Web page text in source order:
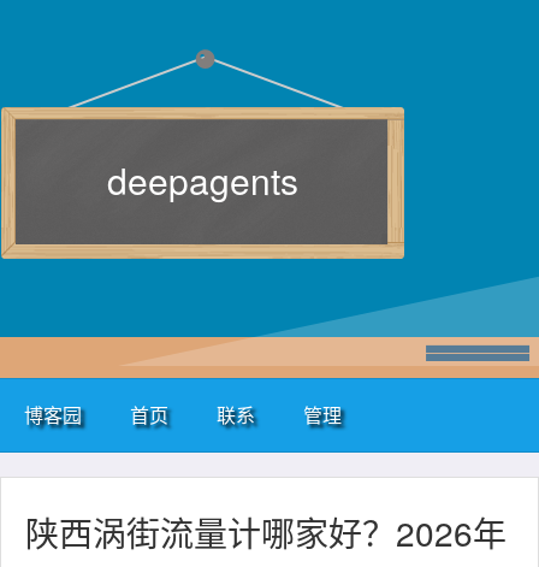
deepagents
博客园 首页 联系 管理
陕西涡街流量计哪家好？2026年